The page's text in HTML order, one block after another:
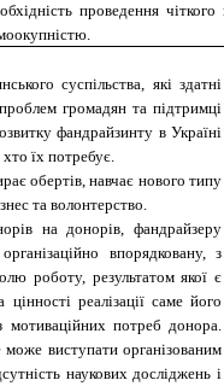
проведення
суспільства, які здатні
громадян та підтримці
фандрайзинту в Україні
їх потребує.
обертів, навчає нового типу
та волонтерство.
на донорів, фандрайзеру
впорядковану, з
роботу, результатом якої є
цінності реалізації саме його
мотиваційних потреб донора.
виступати організованим
наукових досліджень і